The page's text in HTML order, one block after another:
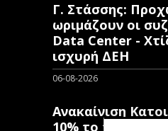
Γ. Στάσσης:
ωριμάζουν οι
Data Center -
ισχυρή ΔΕΗ
06-08-2026
Ανακαίνιση
10% το ποσοστό